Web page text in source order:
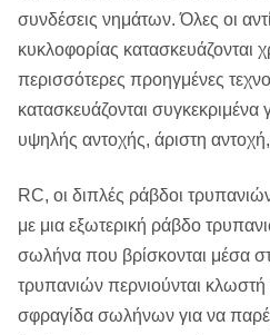
συνδέσεις νημάτων. Όλες οι
κυκλοφορίας κατασκευάζονται
περισσότερες προηγμένες
κατασκευάζονται συγκεκριμένα
υψηλής αντοχής, άριστη
RC, οι διπλές ράβδοι
με μια εξωτερική ράβδο
σωλήνα που βρίσκονται μέσα
τρυπανιών περνιούνται κλωστή
σφραγίδα σωλήνων για να